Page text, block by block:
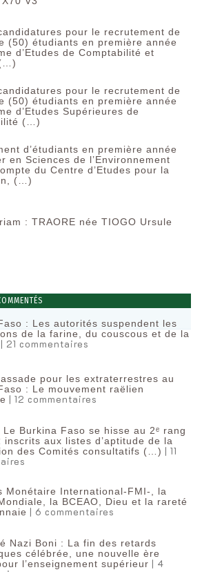
pour le recrutement de
(50) étudiants en première année
d’Etudes de Comptabilité et
pour le recrutement de
(50) étudiants en première année
d’Etudes Supérieures de
(…)
d’étudiants en première année
en Sciences de l’Environnement
du Centre d’Etudes pour la
(…)
: TRAORE née TIOGO Ursule
: Les autorités suspendent les
de la farine, du couscous et de la
| 21 commentaires
pour les extraterrestres au
: Le mouvement raëlien
| 12 commentaires
Le Burkina Faso se hisse au 2ᵉ rang
inscrits aux listes d’aptitude de la
des Comités consultatifs (…) | 11
Monétaire International-FMI-, la
la BCEAO, Dieu et la rareté
| 6 commentaires
Nazi Boni : La fin des retards
célébrée, une nouvelle ère
l’enseignement supérieur | 4